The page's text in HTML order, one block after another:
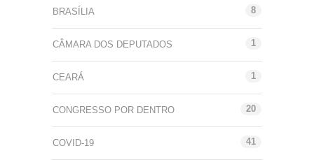
BRASÍLIA 8
CÂMARA DOS DEPUTADOS 1
CEARÁ 1
CONGRESSO POR DENTRO 20
COVID-19 41